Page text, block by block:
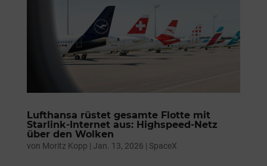
Lufthansa rüstet gesamte Flotte mit
Starlink-Internet aus: Highspeed-Netz
über den Wolken
von Moritz Kopp | Jan. 13, 2026 | SpaceX